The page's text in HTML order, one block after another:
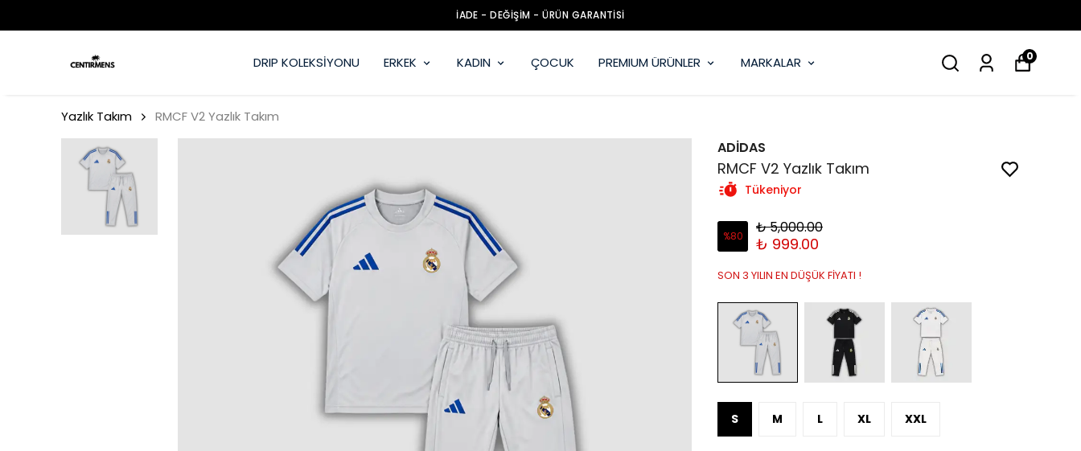
İADE - DEĞİŞİM - ÜRÜN GARANTİSİ
DRIP KOLEKSİYONU ERKEK KADIN ÇOCUK PREMIUM ÜRÜNLER MARKALAR 0
Yazlık Takım RMCF V2 Yazlık Takım
ADİDAS
RMCF V2 Yazlık Takım
Tükeniyor
%80 ₺ 5,000.00
₺ 999.00
SON 3 YILIN EN DÜŞÜK FİYATI !
S M L XL XXL